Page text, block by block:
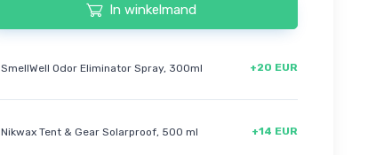
In winkelmand
SmellWell Odor Eliminator Spray, 300ml +20 EUR
Nikwax Tent & Gear Solarproof, 500 ml +14 EUR